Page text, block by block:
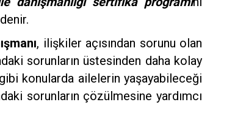
, ilişkiler açısından sorunu olan
sorunların üstesinden daha kolay
konularda ailelerin yaşayabileceği
sorunların çözülmesine yardımcı